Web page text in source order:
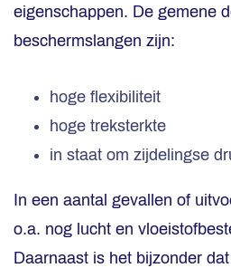
eigenschappen. De gemene
beschermslangen zijn:
hoge flexibiliteit
hoge treksterkte
in staat om zijdelingse
In een aantal gevallen of
o.a. nog lucht en
Daarnaast is het bijzonder